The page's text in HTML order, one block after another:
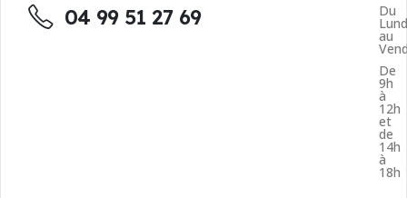
04 99 51 27 69 Du
au
De
9h
à
12h
et
de
14h
à
18h